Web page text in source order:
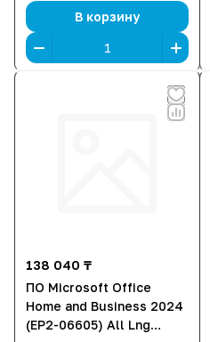
В корзину
138 040 ₸
ПО Microsoft Office
Home and Business 2024
(EP2-06605) All Lng